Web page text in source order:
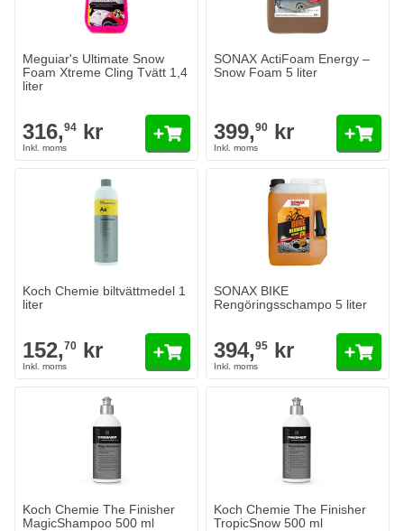
Meguiar's Ultimate Snow
Foam Xtreme Cling Tvätt 1,4
liter
316,94 kr
SONAX ActiFoam Energy –
Snow Foam 5 liter
399,90 kr
Koch Chemie biltvättmedel 1
liter
152,70 kr
SONAX BIKE
Rengöringsschampo 5 liter
394,95 kr
Koch Chemie The Finisher
MagicShampoo 500 ml
Koch Chemie The Finisher
TropicSnow 500 ml